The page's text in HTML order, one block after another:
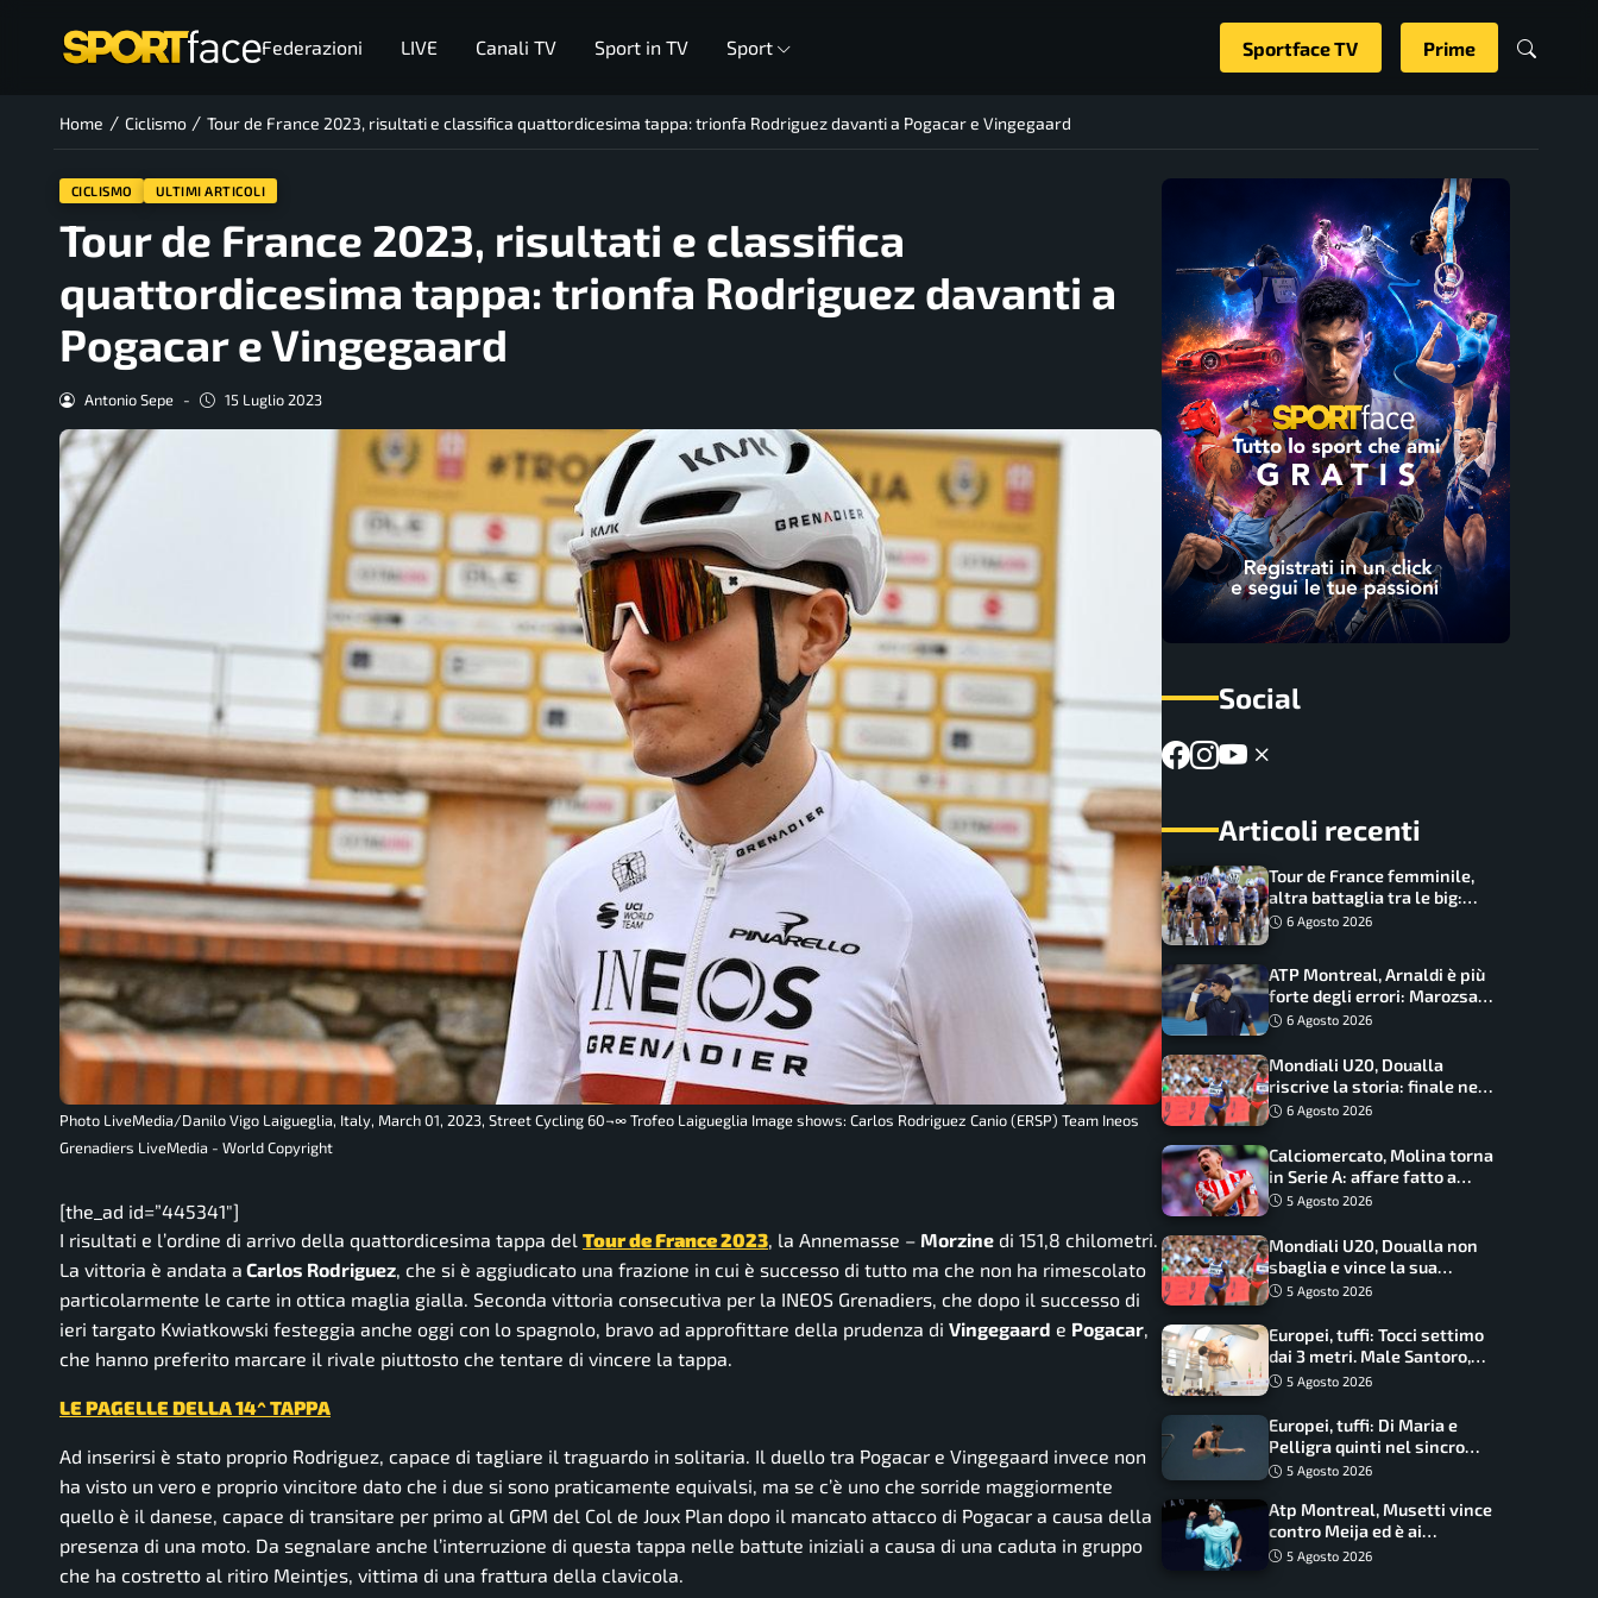
Federazioni LIVE Canali TV Sport in TV Sport Sportface TV Prime
Home / Ciclismo / Tour de France 2023, risultati e classifica quattordicesima tappa: trionfa Rodriguez davanti a Pogacar e Vingegaard
CICLISMO ULTIMI ARTICOLI
Tour de France 2023, risultati e classifica
quattordicesima tappa: trionfa Rodriguez davanti a
Pogacar e Vingegaard
Antonio Sepe - 15 Luglio 2023
Photo LiveMedia/Danilo Vigo Laigueglia, Italy, March 01, 2023, Street Cycling 60¬∞ Trofeo Laigueglia Image shows: Carlos Rodriguez Canio (ERSP) Team Ineos
Grenadiers LiveMedia - World Copyright
[the_ad id=”445341″]
I risultati e l’ordine di arrivo della quattordicesima tappa del Tour de France 2023, la Annemasse – Morzine di 151,8 chilometri.
La vittoria è andata a Carlos Rodriguez, che si è aggiudicato una frazione in cui è successo di tutto ma che non ha rimescolato
particolarmente le carte in ottica maglia gialla. Seconda vittoria consecutiva per la INEOS Grenadiers, che dopo il successo di
ieri targato Kwiatkowski festeggia anche oggi con lo spagnolo, bravo ad approfittare della prudenza di Vingegaard e Pogacar,
che hanno preferito marcare il rivale piuttosto che tentare di vincere la tappa.
LE PAGELLE DELLA 14^ TAPPA
Ad inserirsi è stato proprio Rodriguez, capace di tagliare il traguardo in solitaria. Il duello tra Pogacar e Vingegaard invece non
ha visto un vero e proprio vincitore dato che i due si sono praticamente equivalsi, ma se c’è uno che sorride maggiormente
quello è il danese, capace di transitare per primo al GPM del Col de Joux Plan dopo il mancato attacco di Pogacar a causa della
presenza di una moto. Da segnalare anche l’interruzione di questa tappa nelle battute iniziali a causa di una caduta in gruppo
che ha costretto al ritiro Meintjes, vittima di una frattura della clavicola.
Social
Articoli recenti
Tour de France femminile,
altra battaglia tra le big:
Longo Borghini sogna il
colpo
6 Agosto 2026
ATP Montreal, Arnaldi è più
forte degli errori: Marozsan
piegato dopo oltre due ore
6 Agosto 2026
Mondiali U20, Doualla
riscrive la storia: finale nei
100 metri dopo trent’anni
6 Agosto 2026
Calciomercato, Molina torna
in Serie A: affare fatto a
cifre sorprendenti
5 Agosto 2026
Mondiali U20, Doualla non
sbaglia e vince la sua
batteria sui 100 metri:
5 Agosto 2026
Europei, tuffi: Tocci settimo
dai 3 metri. Male Santoro,
Wesemann si prende l’oro
5 Agosto 2026
Europei, tuffi: Di Maria e
Pelligra quinti nel sincro
misto. Oro all’Ucraina
5 Agosto 2026
Atp Montreal, Musetti vince
contro Meija ed è ai
sedicesimi
5 Agosto 2026